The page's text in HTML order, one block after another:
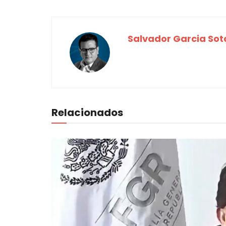
Salvador Garcia
Relacionados